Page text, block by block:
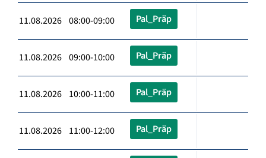
11.08.2026 08:00-09:00 Pal_Präp
11.08.2026 09:00-10:00 Pal_Präp
11.08.2026 10:00-11:00 Pal_Präp
11.08.2026 11:00-12:00 Pal_Präp